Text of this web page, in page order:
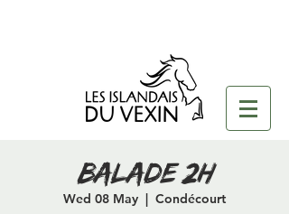
Balade 2H
Wed 08 May
  |
Condécourt